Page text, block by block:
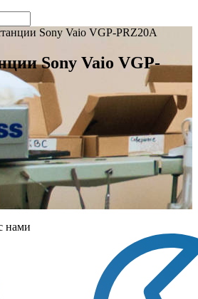
Sony Vaio VGP-PRZ20A
Sony Vaio VGP-
нами